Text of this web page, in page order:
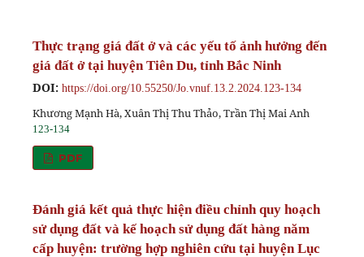
Thực trạng giá đất ở và các yếu tố ảnh hưởng đến
giá đất ở tại huyện Tiên Du, tỉnh Bắc Ninh
DOI: https://doi.org/10.55250/Jo.vnuf.13.2.2024.123-134
Khương Mạnh Hà, Xuân Thị Thu Thảo, Trần Thị Mai Anh
123-134
PDF
Đánh giá kết quả thực hiện điều chỉnh quy hoạch
sử dụng đất và kế hoạch sử dụng đất hàng năm
cấp huyện: trường hợp nghiên cứu tại huyện Lục